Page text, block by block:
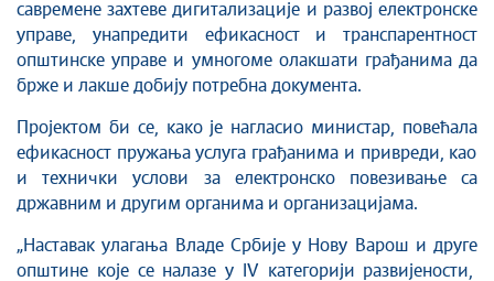
савремене захтеве дигитализације и развој електронске
управе, унапредити ефикасност и транспарентност
општинске управе и умногоме олакшати грађанима да
брже и лакше добију потребна документа.
Пројектом би се, како је нагласио министар , повећала
ефикасност пружања услуга грађанима и привреди, као
и технички услови за електронско повезивање са
државним и другим органима и организацијама.
„Наставак улагања Владе Србије у Нову Варош и друге
општине које се налазе у IV категорији развијености,